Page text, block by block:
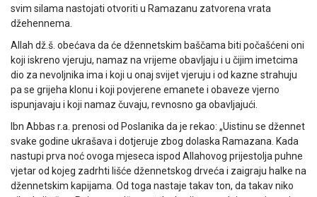
svim silama nastojati otvoriti u Ramazanu zatvorena vrata
džehennema.
Allah dž.š. obećava da će džennetskim baščama biti počašćeni oni
koji iskreno vjeruju, namaz na vrijeme obavljaju i u čijim imetcima
dio za nevoljnika ima i koji u onaj svijet vjeruju i od kazne strahuju
pa se grijeha klonu i koji povjerene emanete i obaveze vjerno
ispunjavaju i koji namaz čuvaju, revnosno ga obavljajući.
Ibn Abbas r.a. prenosi od Poslanika da je rekao: „Uistinu se džennet
svake godine ukrašava i dotjeruje zbog dolaska Ramazana. Kada
nastupi prva noć ovoga mjeseca ispod Allahovog prijestolja puhne
vjetar od kojeg zadrhti lišće džennetskog drveća i zaigraju halke na
džennetskim kapijama. Od toga nastaje takav ton, da takav niko